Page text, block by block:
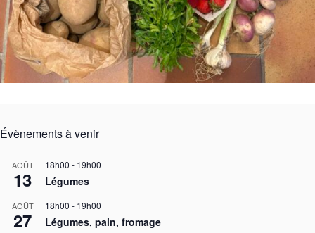
Évènements à venir
AOÛT
13
18h00 - 19h00
Légumes
AOÛT
27
18h00 - 19h00
Légumes, pain, fromage